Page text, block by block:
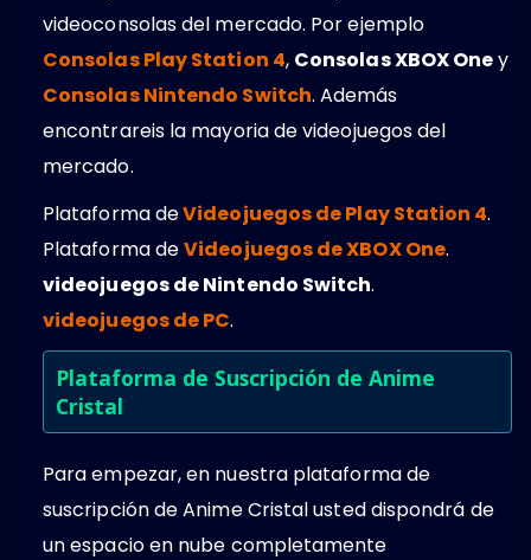
videoconsolas del mercado. Por ejemplo
Consolas Play Station 4, Consolas XBOX Oney
Consolas Nintendo Switch. Además
encontrareis la mayoria de videojuegos del
mercado.
Plataforma deVideojuegos de Play Station 4.
Plataforma deVideojuegos de XBOX One.
videojuegos de Nintendo Switch.
videojuegos de PC.
Plataforma de Suscripción de Anime
Cristal
Para empezar, en nuestra plataforma de
suscripción de Anime Cristal usted dispondrá de
un espacio en nube completamente